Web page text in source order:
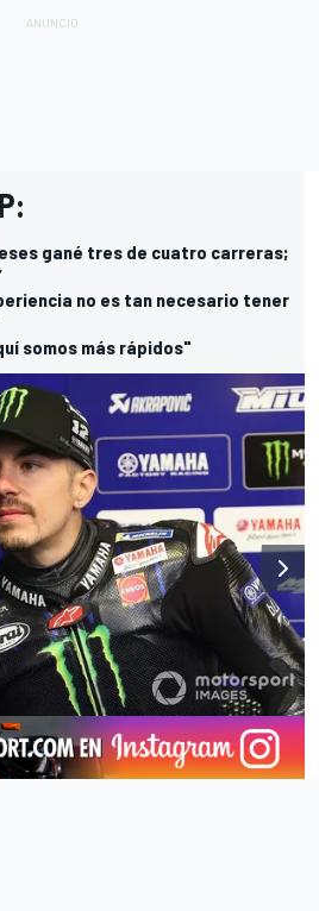
gané tres de cuatro carreras;
no es tan necesario tener
somos más rápidos"